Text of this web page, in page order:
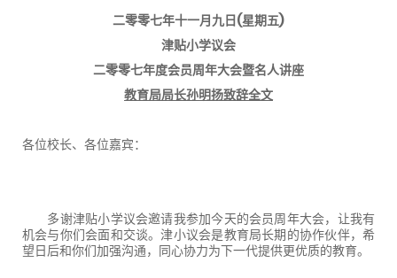
二零零七年十一月九日(星期五)
津贴小学议会
二零零七年度会员周年大会暨名人讲座
教育局局长孙明扬致辞全文
各位校长、各位嘉宾：
多谢津贴小学议会邀请我参加今天的会员周年大会，让我有
机会与你们会面和交谈。津小议会是教育局长期的协作伙伴，希
望日后和你们加强沟通，同心协力为下一代提供更优质的教育。